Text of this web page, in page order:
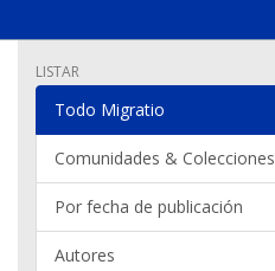
LISTAR
Todo Migratio
Comunidades & Colecciones
Por fecha de publicación
Autores